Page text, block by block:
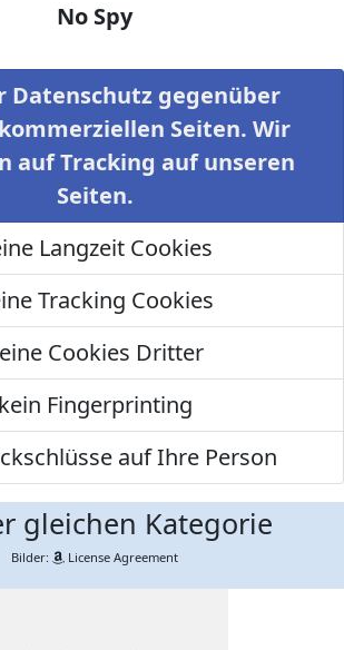
No Spy
Datenschutz gegenüber
Seiten. Wir
auf Tracking auf unseren
Seiten.
Langzeit Cookies
Tracking Cookies
Cookies Dritter
kein Fingerprinting
auf Ihre Person
gleichen Kategorie
Bilder: License Agreement